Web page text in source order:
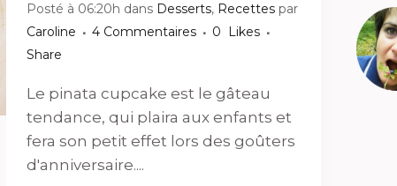
Posté à 06:20h dans Desserts, Recettes par
Caroline
4 Commentaires 0
Likes
Share
Le pinata cupcake est le gâteau
tendance, qui plaira aux enfants et
fera son petit effet lors des goûters
d'anniversaire....